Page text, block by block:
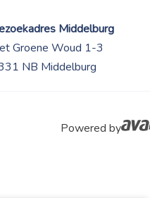
Middelburg
Groene Woud 1-3
NB Middelburg
Powered by